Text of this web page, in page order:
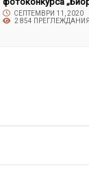
СЕПТЕМВРИ 11, 2020
2 854 ПРЕГЛЕЖДАНИЯ